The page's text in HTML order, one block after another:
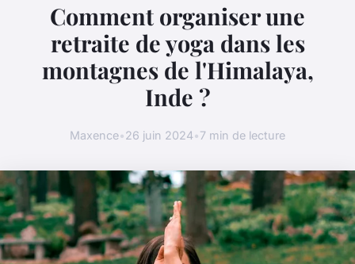
Comment organiser une
retraite de yoga dans les
montagnes de l'Himalaya,
Inde ?
Maxence•26 juin 2024•7 min de lecture